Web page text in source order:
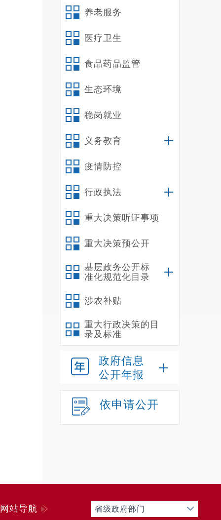
养老服务
医疗卫生
食品药品监管
生态环境
稳岗就业
义务教育
疫情防控
行政执法
重大决策听证事项
重大决策预公开
基层政务公开标
准化规范化目录
涉农补贴
重大行政决策的目
录及标准
政府信息
公开年报
依申请公开
网站导航 省级政府部门